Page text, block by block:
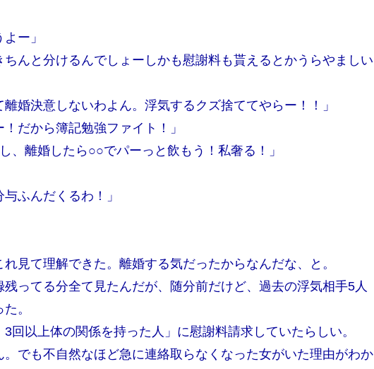
ー」
んと分けるんでしょーしかも慰謝料も貰えるとかうらやましい
婚決意しないわよん。浮気するクズ捨ててやらー！！」
だから簿記勉強ファイト！」
、離婚したら○○でパーっと飲もう！私奢る！」
ふんだくるわ！」
見て理解できた。離婚する気だったからなんだな、と。
ってる分全て見たんだが、随分前だけど、過去の浮気相手5人
。
回以上体の関係を持った人」に慰謝料請求していたらしい。
でも不自然なほど急に連絡取らなくなった女がいた理由がわか